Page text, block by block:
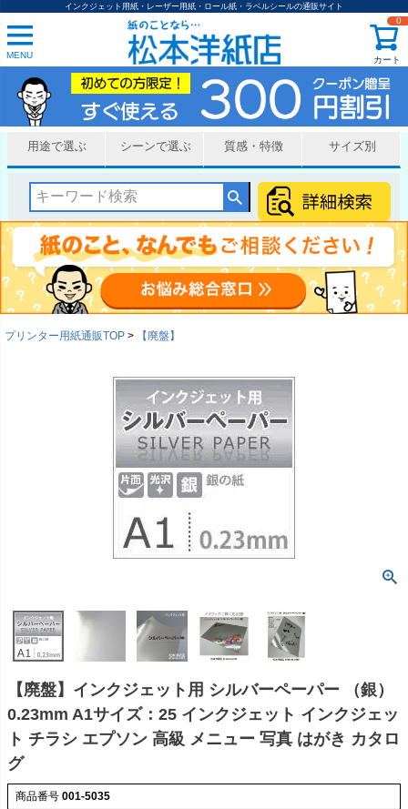
インクジェット用紙・レーザー用紙・ロール紙・ラベルシールの通販サイト
MENU カート
0
用途で選ぶ シーンで選ぶ 質感・特徴 サイズ別
プリンター用紙通販TOP 【廃盤】
【廃盤】インクジェット用 シルバーペーパー （銀）
0.23mm A1サイズ：25 インクジェット インクジェッ
ト チラシ エプソン 高級 メニュー 写真 はがき カタロ
グ
商品番号 001-5035